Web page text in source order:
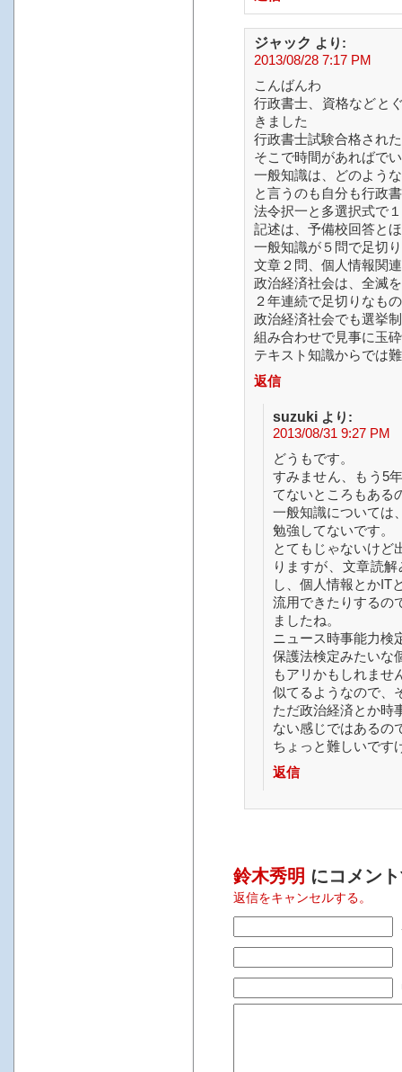
ジャック より:
2013/08/28 7:17 PM
こんばんわ
行政書士、資格などと
きました
行政書士試験合格され
そこで時間があればで
一般知識は、どのよう
と言うのも自分も行政
法令択一と多選択式で
記述は、予備校回答と
一般知識が５問で足切
文章２問、個人情報関
政治経済社会は、全滅
２年連続で足切りなも
政治経済社会でも選挙
組み合わせで見事に玉
テキスト知識からでは
返信
suzuki より:
2013/08/31 9:27 PM
どうもです。
すみません、もう5
てないところもある
一般知識については
勉強してないです。
とてもじゃないけど
りますが、文章読
し、個人情報とかIT
流用できたりするの
ましたね。
ニュース時事能力検
保護法検定みたいな
もアリかもしれませ
似てるようなので、
ただ政治経済とか時
ない感じではあるの
ちょっと難しいです
返信
鈴木秀明 にコメン
返信をキャンセルする。